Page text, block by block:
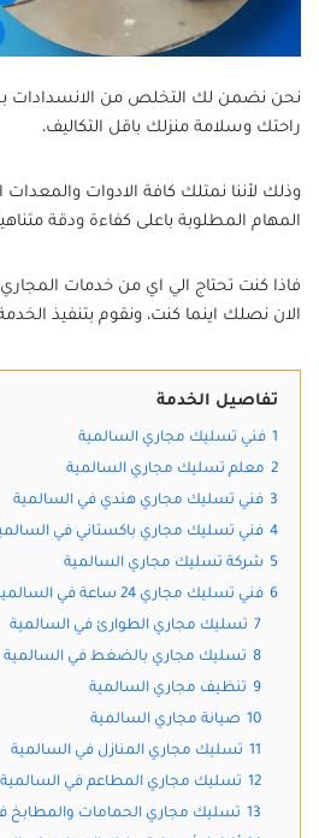
نحن نضمن لك التخلص من الانسدادات
راحتك وسلامة منزلك باقل التكاليف،
وذلك لأننا نمتلك كافة الادوات والمعدات
المهام المطلوبة باعلى كفاءة ودقة
فاذا كنت تحتاج الي اي من خدمات المجاري
الان نصلك اينما كنت، ونقوم بتنفيذ
تفاصيل الخدمة
1 فني تسليك مجاري السالمية
2 معلم تسليك مجاري السالمية
3 فني تسليك مجاري هندي في السالمية
4 فني تسليك مجاري باكستاني في
5 شركة تسليك مجاري السالمية
6 فني تسليك مجاري 24 ساعة في السالمية
7 تسليك مجاري الطوارئ في السالمية
8 تسليك مجاري بالضغط في السالمية
9 تنظيف مجاري السالمية
10 صيانة مجاري السالمية
11 تسليك مجاري المنازل في السالمية
12 تسليك مجاري المطاعم في السالمية
13 تسليك مجاري الحمامات والمطابخ